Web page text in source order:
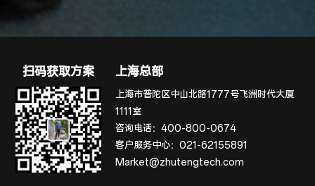
扫码获取方案 上海总部
上海市普陀区中山北路1777号飞洲时代大厦
1111室
咨询电话：400-800-0674
客户服务中心：021-62155891
Market@zhutengtech.com